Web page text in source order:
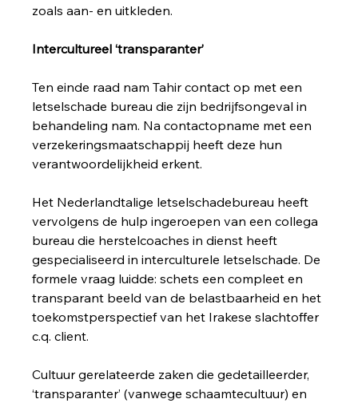
zoals aan- en uitkleden.
Intercultureel ‘transparanter’
Ten einde raad nam Tahir contact op met een
letselschade bureau die zijn bedrijfsongeval in
behandeling nam. Na contactopname met een
verzekeringsmaatschappij heeft deze hun
verantwoordelijkheid erkent.
Het Nederlandtalige letselschadebureau heeft
vervolgens de hulp ingeroepen van een collega
bureau die herstelcoaches in dienst heeft
gespecialiseerd in interculturele letselschade. De
formele vraag luidde: schets een compleet en
transparant beeld van de belastbaarheid en het
toekomstperspectief van het Irakese slachtoffer
c.q. client.
Cultuur gerelateerde zaken die gedetailleerder,
‘transparanter’ (vanwege schaamtecultuur) en